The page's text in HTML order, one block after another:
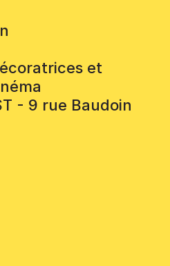
et
- 9 rue Baudoin